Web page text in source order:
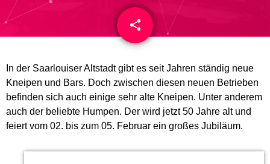
share
email
In der Saarlouiser Altstadt gibt es seit Jahren ständig neue
Kneipen und Bars. Doch zwischen diesen neuen Betrieben
befinden sich auch einige sehr alte Kneipen. Unter anderem
auch der beliebte Humpen. Der wird jetzt 50 Jahre alt und
feiert vom 02. bis zum 05. Februar ein großes Jubiläum.